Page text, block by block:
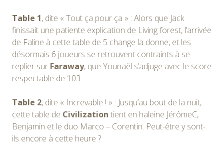
Table 1, dite « Tout ça pour ça » : Alors que Jack
finissait une patiente explication de Living forest, l’arrivée
de Faline à cette table de 5 change la donne, et les
désormais 6 joueurs se retrouvent contraints à se
replier sur Faraway, que Younaël s’adjuge avec le score
respectable de 103.
Table 2, dite « Increvable ! » : Jusqu’au bout de la nuit,
cette table de Civilization tient en haleine JérômeC,
Benjamin et le duo Marco – Corentin. Peut-être y sont-
ils encore à cette heure ?